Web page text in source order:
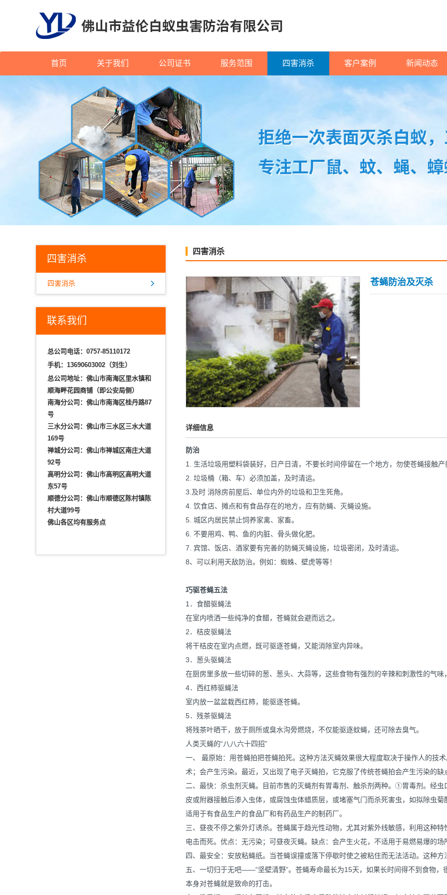
首页 关于我们 公司证书 服务范围 四害消杀 客户案例 新闻动态
四害消杀
四害消杀
联系我们
总公司电话： 0757-85110172
手机： 13690603002（刘生）
总公司地址：佛山市南海区里水镇和
顺海畔花园商铺（即公安局侧）
南海分公司：佛山市南海区桂丹路87
号
三水分公司：佛山市三水区三水大道
169号
禅城分公司：佛山市禅城区南庄大道
92号
高明分公司：佛山市高明区高明大道
东57号
顺德分公司：佛山市顺德区陈村镇陈
村大道99号
佛山各区均有服务点
四害消杀
苍蝇防治及灭杀
详细信息
防治
1. 生活垃圾用塑料袋装好，日产日清，不要长时间停留在一个地方，勿使苍蝇接触
2. 垃圾桶（箱、车）必须加盖，及时清运。
3.及时 消除房前屋后、单位内外的垃圾和卫生死角。
4. 饮食店、摊点和有食品存在的地方，应有防蝇、灭蝇设施。
5. 城区内居民禁止饲养家禽、家畜。
6. 不要用鸡、鸭、鱼的内脏、骨头做化肥。
7. 宾馆、饭店、酒家要有完善的防蝇灭蝇设施，垃圾密闭，及时清运。
8、可以利用天敌防治。例如：蜘蛛、壁虎等等！
巧驱苍蝇五法
1．食醋驱蝇法
在室内喷洒一些纯净的食醋，苍蝇就会避而远之。
2．桔皮驱蝇法
将干桔皮在室内点燃，既可驱逐苍蝇，又能消除室内异味。
3．葱头驱蝇法
在厨房里多放一些切碎的葱、葱头、大蒜等，这些食物有强烈的辛辣和刺激性的气
4．西红柿驱蝇法
室内放一盆盆栽西红柿，能驱逐苍蝇。
5．残茶驱蝇法
将残茶叶晒干，放于厕所或臭水沟旁燃烧，不仅能驱逐蚊蝇，还可除去臭气。
人类灭蝇的“八八六十四招”
一、 最原始：用苍蝇拍把苍蝇拍死。这种方法灭蝇效果很大程度取决于操作人的技
术；会产生污染。最近，又出现了电子灭蝇拍，它克服了传统苍蝇拍会产生污染的
二、最快：杀虫剂灭蝇。目前市售的灭蝇剂有胃毒剂、触杀剂两种。①胃毒剂。经
皮或附器接触后渗入虫体，或腐蚀虫体蜡质层，或堵塞气门而杀死害虫，如拟除虫
适用于有食品生产的食品厂和有药品生产的制药厂。
三、昼夜不停之紫外灯诱杀。苍蝇属于趋光性动物，尤其对紫外线敏感，利用这种
电击而死。优点：无污染；可昼夜灭蝇。缺点：会产生火花，不适用于易燃易爆的
四、最安全：安放粘蝇纸。当苍蝇误撞或落下停歇时使之被粘住而无法活动。这种
五、一切归于无吧——“坚壁清野”。苍蝇寿命最长为15天，如果长时间得不到食物
本身对苍蝇就是致命的打击。